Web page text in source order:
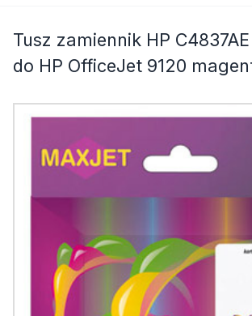
Tusz zamiennik HP C4837AE
do HP OfficeJet 9120